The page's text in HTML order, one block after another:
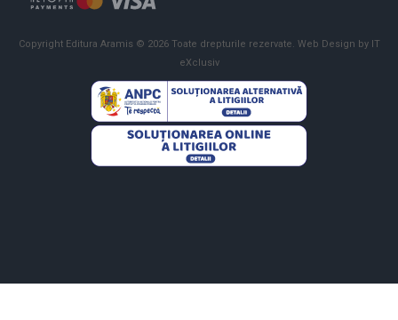
Copyright Editura Aramis © 2026 Toate drepturile rezervate. Web Design by IT
eXclusiv